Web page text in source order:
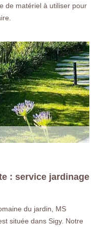
de matériel à utiliser pour
: service jardinage
du jardin, MS
située dans Sigy. Notre